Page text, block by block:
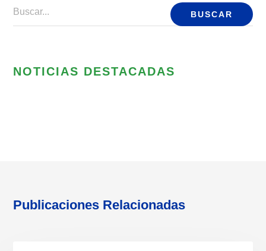
Buscar...
NOTICIAS DESTACADAS
Publicaciones Relacionadas